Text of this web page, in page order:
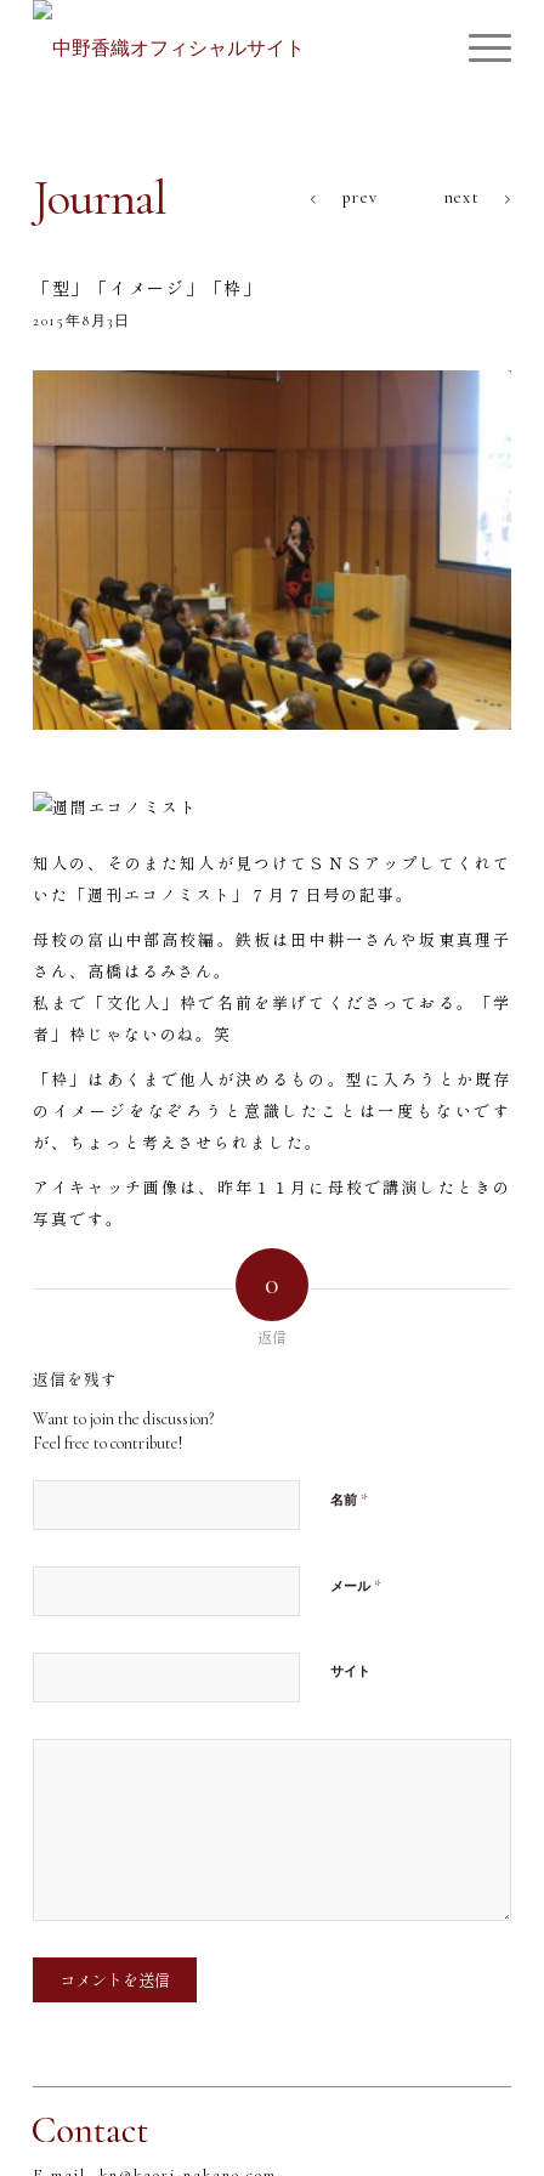
Journal prev next
「型」「イメージ」「枠」
2015年8月3日
知人の、そのまた知人が見つけてＳＮＳアップしてくれて
いた「週刊エコノミスト」７月７日号の記事。
母校の富山中部高校編。鉄板は田中耕一さんや坂東真理子
さん、高橋はるみさん。
私まで「文化人」枠で名前を挙げてくださっておる。「学
者」枠じゃないのね。笑
「枠」はあくまで他人が決めるもの。型に入ろうとか既存
のイメージをなぞろうと意識したことは一度もないです
が、ちょっと考えさせられました。
アイキャッチ画像は、昨年１１月に母校で講演したときの
写真です。
0
返信
返信を残す
Want to join the discussion?
Feel free to contribute!
名前 *
メール *
サイト